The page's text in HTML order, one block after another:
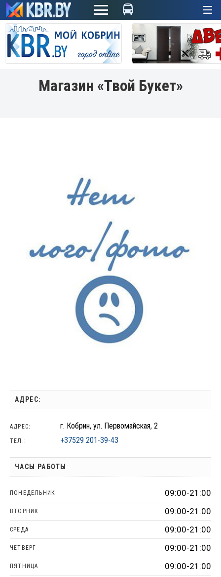
Магазин «Твой Букет»
АДРЕС:
АДРЕС: г. Кобрин, ул. Первомайская, 2
ТЕЛ.: +37529 201-39-43
ЧАСЫ РАБОТЫ
ПОНЕДЕЛЬНИК 09:00-21:00
ВТОРНИК 09:00-21:00
СРЕДА 09:00-21:00
ЧЕТВЕРГ 09:00-21:00
ПЯТНИЦА 09:00-21:00